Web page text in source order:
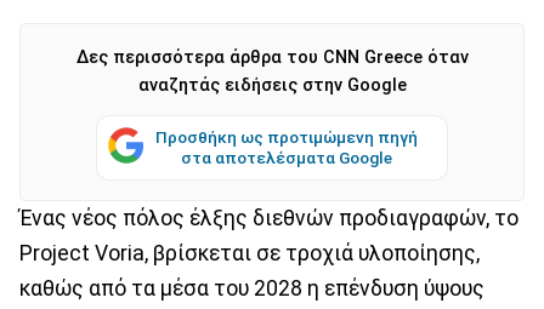
Δες περισσότερα άρθρα του CNN Greece όταν
αναζητάς ειδήσεις στην Google
Προσθήκη ως προτιμώμενη πηγή
στα αποτελέσματα Google
Ένας νέος πόλος έλξης διεθνών προδιαγραφών, το
Project Voria, βρίσκεται σε τροχιά υλοποίησης,
καθώς από τα μέσα του 2028 η επένδυση ύψους